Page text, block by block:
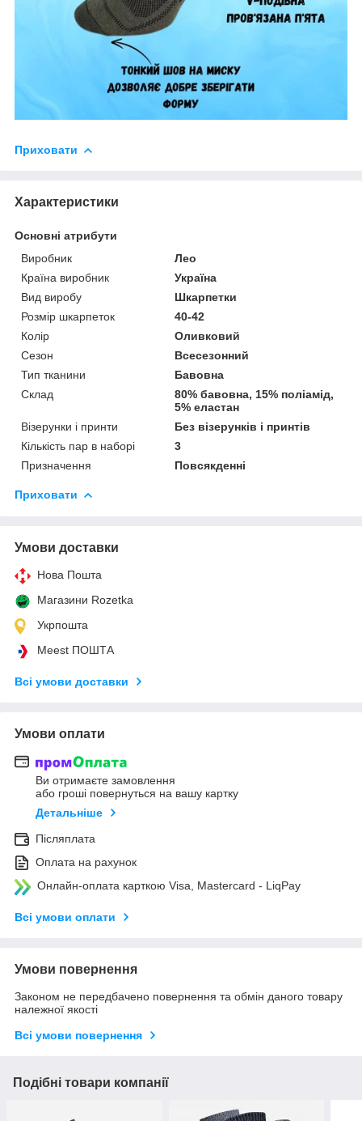
Приховати
Характеристики
Основні атрибути
Виробник
Лео
Країна виробник
Україна
Вид виробу
Шкарпетки
Розмір шкарпеток
40-42
Колір
Оливковий
Сезон
Всесезонний
Тип тканини
Бавовна
Склад
80% бавовна, 15% поліамід,
5% еластан
Візерунки і принти
Без візерунків і принтів
Кількість пар в наборі
3
Призначення
Повсякденні
Приховати
Умови доставки
Нова Пошта
Магазини Rozetka
Укрпошта
Meest ПОШТА
Всі умови доставки
Умови оплати
Ви отримаєте замовлення
або гроші повернуться на вашу картку
Детальніше
Післяплата
Оплата на рахунок
Онлайн-оплата карткою Visa, Mastercard - LiqPay
Всі умови оплати
Умови повернення
Законом не передбачено повернення та обмін даного товару
належної якості
Всі умови повернення
Подібні товари компанії